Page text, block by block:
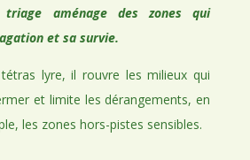
aménage des zones qui
et sa survie.
lyre, il rouvre les milieux qui
et limite les dérangements, en
les zones hors-pistes sensibles.